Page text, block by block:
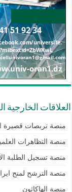
العلاقات الخارجية
منصة تربصات قصيرة
منصة التظاهرات
منصة تسجيل الطلبة
منصة الترشح لمنح
منصة الهاكاثون